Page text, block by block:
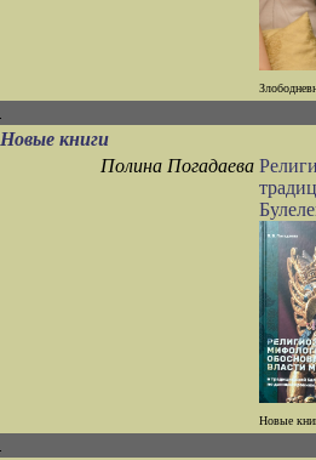
Новые книги
Полина Погадаева
Новые